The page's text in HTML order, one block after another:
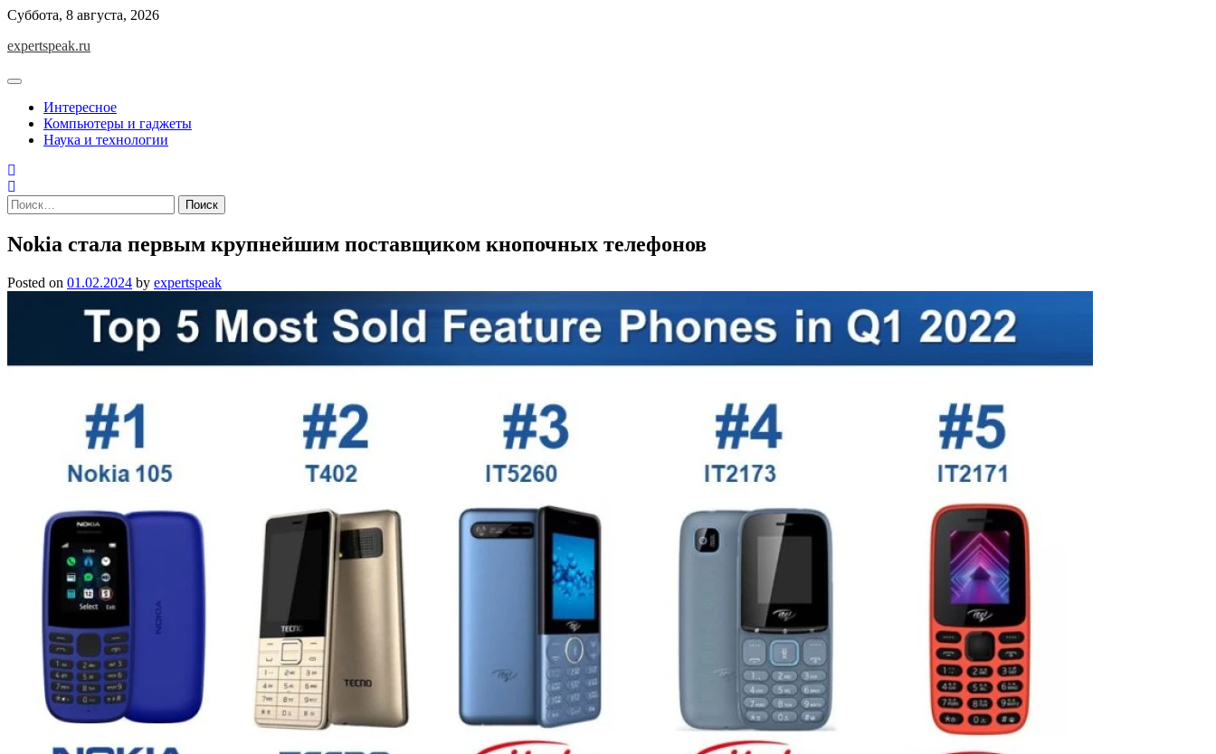
Skip
content
Суббота, 8 августа, 2026
expertspeak.ru
Интересное
Компьютеры и гаджеты
Наука и технологии
Найти:
Nokia стала первым крупнейшим поставщиком кнопочных телефонов
Posted on 01.02.2024 by expertspeak